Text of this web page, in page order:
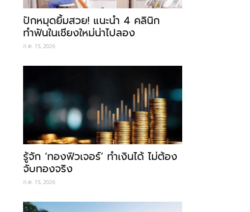
ปักหมุดยิ้มสวย! แนะนำ 4 คลินิก
ทำฟันในเชียงใหม่น่าไปลอง
ก.ค. 15, 2026
รู้จัก ‘ทองฟิวเจอร์’ ทำเงินได้ ไม่ต้อง
จับทองจริง
ก.ค. 15, 2026